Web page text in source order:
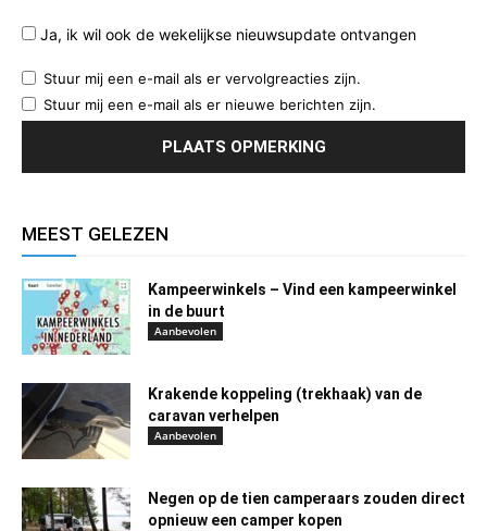
Ja, ik wil ook de wekelijkse nieuwsupdate ontvangen
Stuur mij een e-mail als er vervolgreacties zijn.
Stuur mij een e-mail als er nieuwe berichten zijn.
MEEST GELEZEN
Kampeerwinkels – Vind een kampeerwinkel
in de buurt
Aanbevolen
Krakende koppeling (trekhaak) van de
caravan verhelpen
Aanbevolen
Negen op de tien camperaars zouden direct
opnieuw een camper kopen